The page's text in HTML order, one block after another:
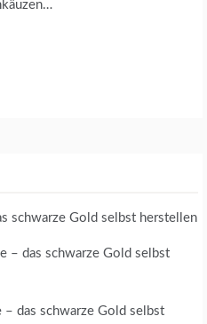
schwarze Gold selbst herstellen
– das schwarze Gold selbst
– das schwarze Gold selbst